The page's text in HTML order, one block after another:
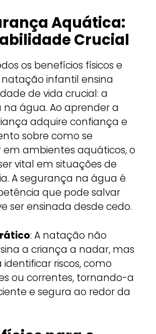
Aquática:
Crucial
os benefícios físicos e
infantil ensina
de vida crucial: a
água. Ao aprender a
adquire confiança e
sobre como se
ambientes aquáticos, o
vital em situações de
A segurança na água é
que pode salvar
ser ensinada desde cedo.
: A natação não
a criança a nadar, mas
riscos, como
ou correntes, tornando-a
e segura ao redor da